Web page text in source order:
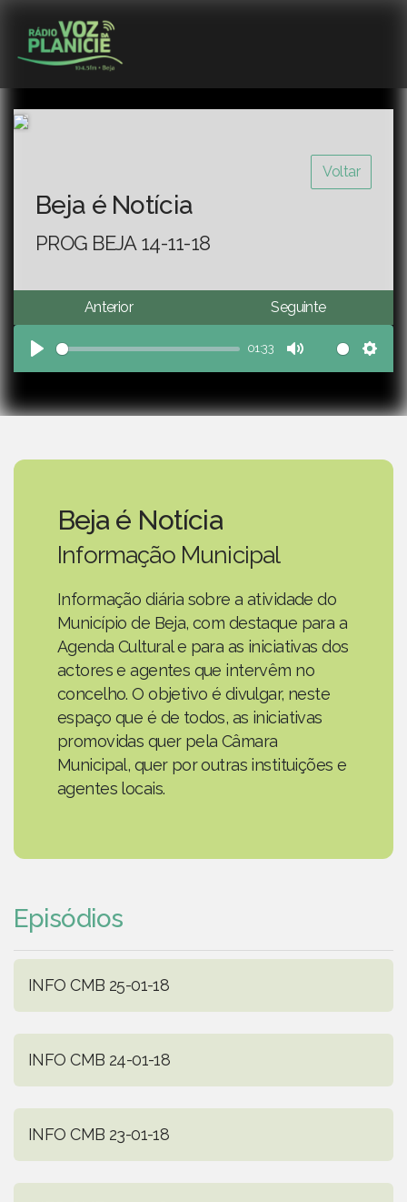
Voltar
Beja é Notícia
PROG BEJA 14-11-18
Anterior Seguinte
Play
01:33
Mute
Beja é Notícia
Informação Municipal
Informação diária sobre a atividade do
Município de Beja, com destaque para a
Agenda Cultural e para as iniciativas dos
actores e agentes que intervêm no
concelho. O objetivo é divulgar, neste
espaço que é de todos, as iniciativas
promovidas quer pela Câmara
Municipal, quer por outras instituições e
agentes locais.
Episódios
INFO CMB 25-01-18
INFO CMB 24-01-18
INFO CMB 23-01-18